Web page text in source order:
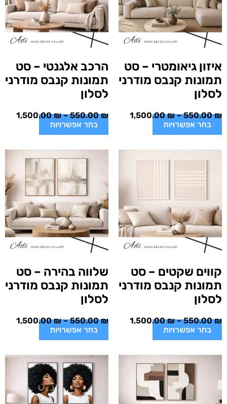
איזון גיאומטרי – סט
תמונות קנבס מודרני
לסלון
550.00₪
–
1,500.00₪
בחר אפשרויות
הרכב אלגנטי – סט
תמונות קנבס מודרני
לסלון
550.00₪
–
1,500.00₪
בחר אפשרויות
קווים שקטים – סט
תמונות קנבס מודרני
לסלון
550.00₪
–
1,500.00₪
בחר אפשרויות
שלווה בהירה – סט
תמונות קנבס מודרני
לסלון
550.00₪
–
1,500.00₪
בחר אפשרויות